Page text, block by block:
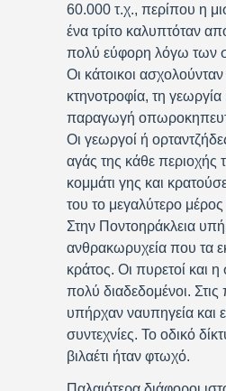
60.000 τ.χ., περίπου η
ένα τρίτο καλυπτόταν
πολύ εύφορη λόγω των
Οι κάτοικοι
κτηνοτροφία, τη γεωργία
παραγωγή
Οι γεωργοί ή
αγάς της κάθε περιοχής
κομμάτι γης και
του το μεγαλύτερο
Στην Ποντοηράκλεια
ανθρακωρυχεία που τα
κράτος. Οι πυρετοί και η
πολύ διαδεδομένοι. Στις
υπήρχαν ναυπηγεία και
συντεχνίες. Το οδικό
βιλαέτι ήταν φτωχό.